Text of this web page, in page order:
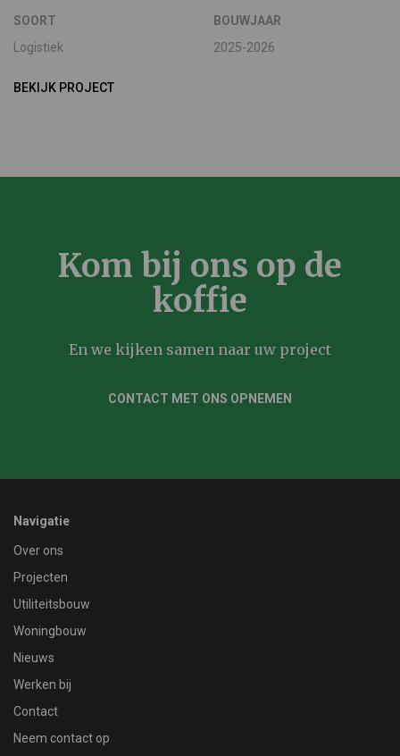
SOORT
Logistiek
BOUWJAAR
2025-2026
BEKIJK PROJECT
Kom bij ons op de
koffie
En we kijken samen naar uw project
CONTACT MET ONS OPNEMEN
Navigatie
Over ons
Projecten
Utiliteitsbouw
Woningbouw
Nieuws
Werken bij
Contact
Neem contact op